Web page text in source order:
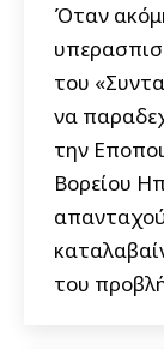
Όταν
του
να
την
Βορείου
του